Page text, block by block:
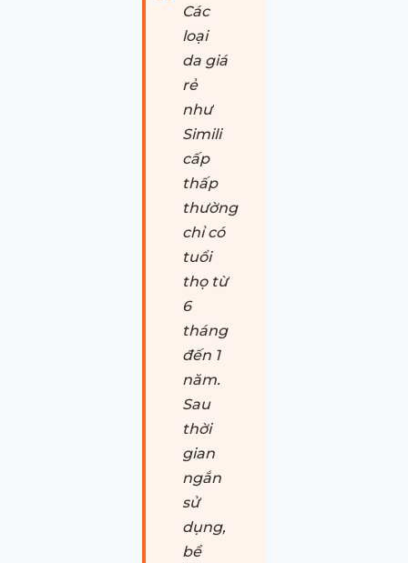
Các
loại
da giá
rẻ
như
Simili
cấp
thấp
thường
chỉ có
tuổi
thọ từ
6
tháng
đến 1
năm.
Sau
thời
gian
ngắn
sử
dụng,
bề